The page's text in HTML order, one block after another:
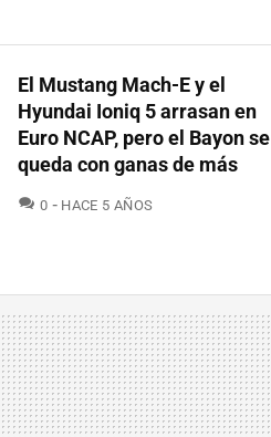
El Mustang Mach-E y el
Hyundai Ioniq 5 arrasan en
Euro NCAP, pero el Bayon se
queda con ganas de más
0 COMENTARIOS
HACE 5 AÑOS